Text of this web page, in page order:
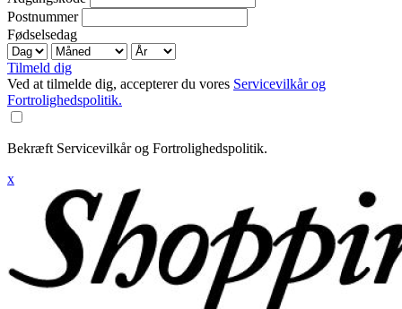
Postnummer
Fødselsedag
Tilmeld dig
Ved at tilmelde dig, accepterer du vores Servicevilkår og
Fortrolighedspolitik.
Bekræft Servicevilkår og Fortrolighedspolitik.
x